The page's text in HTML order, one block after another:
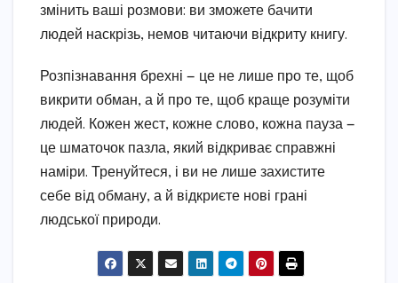
змінить ваші розмови: ви зможете бачити
людей наскрізь, немов читаючи відкриту книгу.
Розпізнавання брехні — це не лише про те, щоб
викрити обман, а й про те, щоб краще розуміти
людей. Кожен жест, кожне слово, кожна пауза —
це шматочок пазла, який відкриває справжні
наміри. Тренуйтеся, і ви не лише захистите
себе від обману, а й відкриєте нові грані
людської природи.